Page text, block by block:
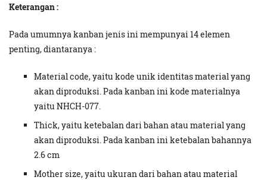
Keterangan :
Pada umumnya kanban jenis ini mempunyai 14 elemen
penting, diantaranya :
Material code, yaitu kode unik identitas material yang
akan diproduksi. Pada kanban ini kode materialnya
yaitu NHCH-077.
Thick, yaitu ketebalan dari bahan atau material yang
akan diproduksi. Pada kanban ini ketebalan bahannya
2.6 cm
Mother size, yaitu ukuran dari bahan atau material